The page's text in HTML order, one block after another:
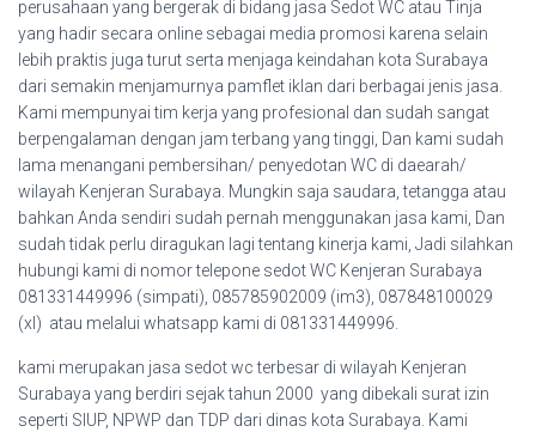
perusahaan yang bergerak di bidang jasa Sedot WC atau Tinja
yang hadir secara online sebagai media promosi karena selain
lebih praktis juga turut serta menjaga keindahan kota Surabaya
dari semakin menjamurnya pamflet iklan dari berbagai jenis jasa.
Kami mempunyai tim kerja yang profesional dan sudah sangat
berpengalaman dengan jam terbang yang tinggi, Dan kami sudah
lama menangani pembersihan/ penyedotan WC di daearah/
wilayah Kenjeran Surabaya. Mungkin saja saudara, tetangga atau
bahkan Anda sendiri sudah pernah menggunakan jasa kami, Dan
sudah tidak perlu diragukan lagi tentang kinerja kami, Jadi silahkan
hubungi kami di nomor telepone sedot WC Kenjeran Surabaya
081331449996 (simpati), 085785902009 (im3), 087848100029
(xl) atau melalui whatsapp kami di 081331449996.
kami merupakan jasa sedot wc terbesar di wilayah Kenjeran
Surabaya yang berdiri sejak tahun 2000 yang dibekali surat izin
seperti SIUP, NPWP dan TDP dari dinas kota Surabaya. Kami